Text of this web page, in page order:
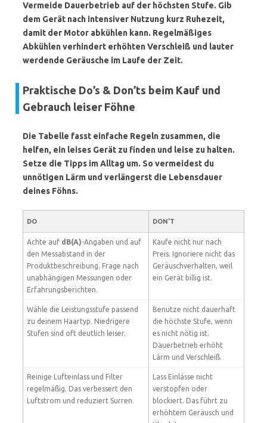
Vermeide Dauerbetrieb auf der höchsten Stufe. Gib
dem Gerät nach intensiver Nutzung kurz Ruhezeit,
damit der Motor abkühlen kann. Regelmäßiges
Abkühlen verhindert erhöhten Verschleiß und lauter
werdende Geräusche im Laufe der Zeit.
Praktische Do’s & Don’ts beim Kauf und
Gebrauch leiser Föhne
Die Tabelle fasst einfache Regeln zusammen, die
helfen, ein leises Gerät zu finden und leise zu halten.
Setze die Tipps im Alltag um. So vermeidest du
unnötigen Lärm und verlängerst die Lebensdauer
deines Föhns.
DO DON’T
Achte auf dB(A)-Angaben und auf
den Messabstand in der
Produktbeschreibung. Frage nach
unabhängigen Messungen oder
Erfahrungsberichten.
Kaufe nicht nur nach
Preis. Ignoriere nicht das
Geräuschverhalten, weil
ein Gerät billig ist.
Wähle die Leistungsstufe passend
zu deinem Haartyp. Niedrigere
Stufen sind oft deutlich leiser.
Benutze nicht dauerhaft
die höchste Stufe, wenn
es nicht nötig ist.
Dauerbetrieb erhöht
Lärm und Verschleiß.
Reinige Lufteinlass und Filter
regelmäßig. Das verbessert den
Luftstrom und reduziert Surren.
Lass Einlässe nicht
verstopfen oder
blockiert. Das führt zu
erhöhtem Geräusch und